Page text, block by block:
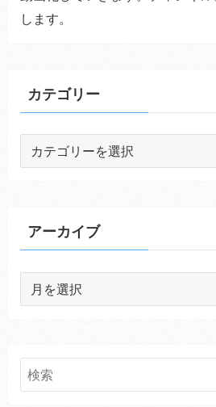
します。
カテゴリー
ーアーカイブ
ブ